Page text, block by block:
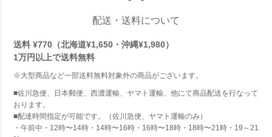
配送・送料について
送料 ¥770（北海道¥1,650・沖縄¥1,980）
1万円以上で送料無料
※大型商品など一部送料無料対象外の商品がございます。
■佐川急便、日本郵便、西濃運輸、ヤマト運輸、他にて商品配送を行なって
おります。
■配達時間指定が可能です。（佐川急便、ヤマト運輸のみ）
・午前中・12時〜14時・14時〜16時・16時〜18時・18時〜21時・19～21